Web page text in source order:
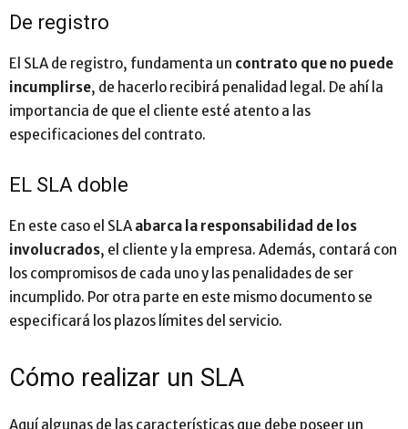
De registro
El SLA de registro, fundamenta un contrato que no puede
incumplirse, de hacerlo recibirá penalidad legal. De ahí la
importancia de que el cliente esté atento a las
especificaciones del contrato.
EL SLA doble
En este caso el SLA abarca la responsabilidad de los
involucrados, el cliente y la empresa. Además, contará con
los compromisos de cada uno y las penalidades de ser
incumplido. Por otra parte en este mismo documento se
especificará los plazos límites del servicio.
Cómo realizar un SLA
Aquí algunas de las características que debe poseer un